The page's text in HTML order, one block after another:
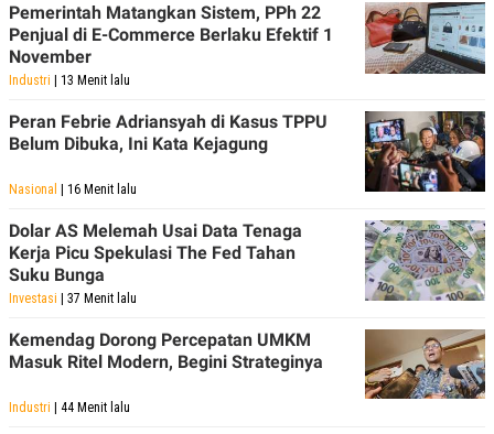
K
O
N
T
A
T
V
L
I
P
S
U
JARINGAN
K
O
N
T
N
A
C
D
P
R
E
S
R
E
L
A
Pemerintah Matangkan Sistem, PPh 22
Penjual di E-Commerce Berlaku Efektif 1
November
Industri | 13 Menit lalu
Peran Febrie Adriansyah di Kasus TPPU
Belum Dibuka, Ini Kata Kejagung
Nasional | 16 Menit lalu
Dolar AS Melemah Usai Data Tenaga
Kerja Picu Spekulasi The Fed Tahan
Suku Bunga
Investasi | 37 Menit lalu
Kemendag Dorong Percepatan UMKM
Masuk Ritel Modern, Begini Strateginya
Industri | 44 Menit lalu